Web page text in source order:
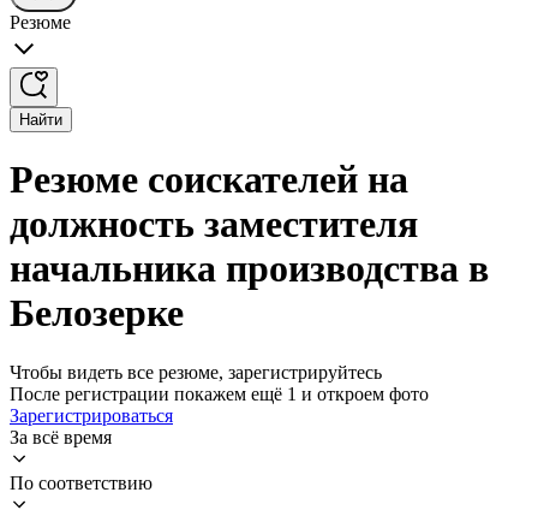
Резюме
Найти
Резюме соискателей на
должность заместителя
начальника производства в
Белозерке
Чтобы видеть все резюме, зарегистрируйтесь
После регистрации покажем ещё 1 и откроем фото
Зарегистрироваться
За всё время
По соответствию